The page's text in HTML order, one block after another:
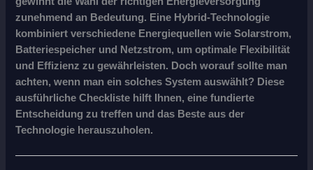
zunehmend an Bedeutung. Eine Hybrid-Technologie
kombiniert verschiedene Energiequellen wie Solarstrom,
Batteriespeicher und Netzstrom, um optimale Flexibilität
und Effizienz zu gewährleisten. Doch worauf sollte man
achten, wenn man ein solches System auswählt? Diese
ausführliche Checkliste hilft Ihnen, eine fundierte
Entscheidung zu treffen und das Beste aus der
Technologie herauszuholen.